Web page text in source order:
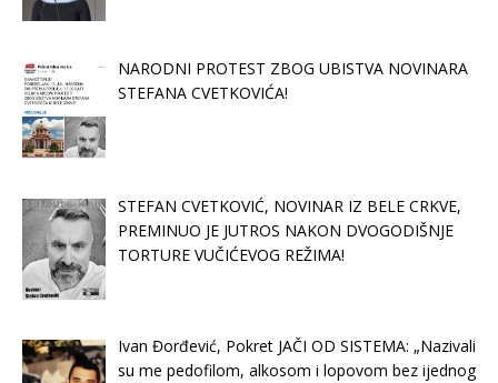
NARODNI PROTEST ZBOG UBISTVA NOVINARA
STEFANA CVETKOVIĆA!
STEFAN CVETKOVIĆ, NOVINAR IZ BELE CRKVE,
PREMINUO JE JUTROS NAKON DVOGODIŠNJE
TORTURE VUČIĆEVOG REŽIMA!
Ivan Đorđević, Pokret JAČI OD SISTEMA: „Nazivali
su me pedofilom, alkosom i lopovom bez ijednog